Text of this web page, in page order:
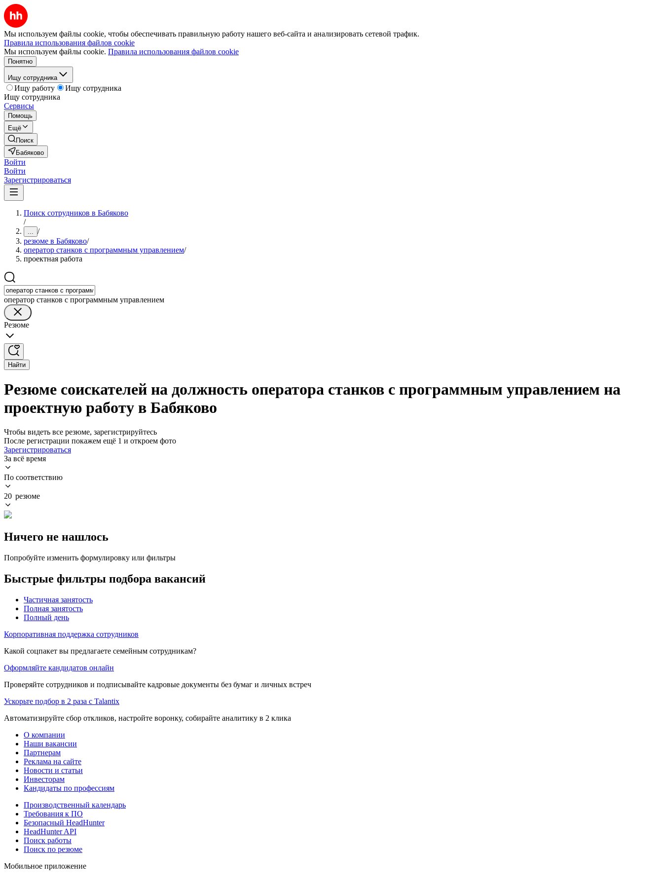
Мы используем файлы cookie, чтобы обеспечивать правильную работу нашего веб-сайта и анализировать сетевой трафик.
Правила использования файлов cookie
Мы используем файлы cookie. Правила использования файлов cookie
Понятно
Ищу сотрудника
Ищу работу
Ищу сотрудника
Ищу сотрудника
Сервисы
Помощь
Ещё
Поиск
Бабяково
Войти
Войти
Зарегистрироваться
Поиск сотрудников в Бабяково
/
... /
резюме в Бабяково/
оператор станков с программным управлением/
проектная работа
оператор станков с программным управлением
Резюме
Найти
Резюме соискателей на должность оператора станков с программным управлением на
проектную работу в Бабяково
Чтобы видеть все резюме, зарегистрируйтесь
После регистрации покажем ещё 1 и откроем фото
Зарегистрироваться
За всё время
По соответствию
20 резюме
Ничего не нашлось
Попробуйте изменить формулировку или фильтры
Быстрые фильтры подбора вакансий
Частичная занятость
Полная занятость
Полный день
Корпоративная поддержка сотрудников
Какой соцпакет вы предлагаете семейным сотрудникам?
Оформляйте кандидатов онлайн
Проверяйте сотрудников и подписывайте кадровые документы без бумаг и личных встреч
Ускорьте подбор в 2 раза с Talantix
Автоматизируйте сбор откликов, настройте воронку, собирайте аналитику в 2 клика
О компании
Наши вакансии
Партнерам
Реклама на сайте
Новости и статьи
Инвесторам
Кандидаты по профессиям
Производственный календарь
Требования к ПО
Безопасный HeadHunter
HeadHunter API
Поиск работы
Поиск по резюме
Мобильное приложение